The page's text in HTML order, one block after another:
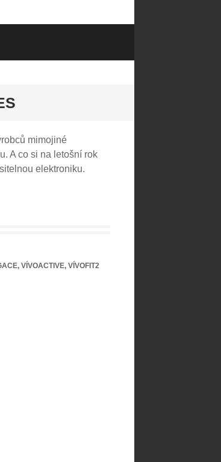
mimojiné
A co si na letošní rok
elektroniku.
, VÍVOACTIVE, VÍVOFIT2